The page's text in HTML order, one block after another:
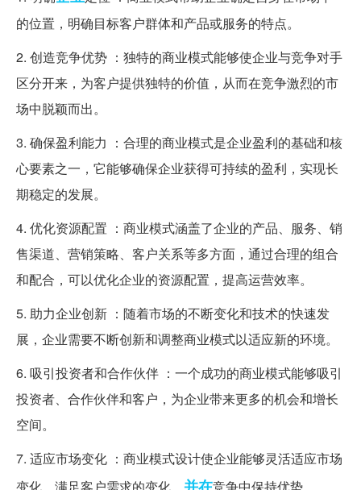
的位置，明确目标客户群体和产品或服务的特点。
2. 创造竞争优势 ：独特的商业模式能够使企业与竞争对手
区分开来，为客户提供独特的价值，从而在竞争激烈的市
场中脱颖而出。
3. 确保盈利能力 ：合理的商业模式是企业盈利的基础和核
心要素之一，它能够确保企业获得可持续的盈利，实现长
期稳定的发展。
4. 优化资源配置 ：商业模式涵盖了企业的产品、服务、销
售渠道、营销策略、客户关系等多方面，通过合理的组合
和配合，可以优化企业的资源配置，提高运营效率。
5. 助力企业创新 ：随着市场的不断变化和技术的快速发
展，企业需要不断创新和调整商业模式以适应新的环境。
6. 吸引投资者和合作伙伴 ：一个成功的商业模式能够吸引
投资者、合作伙伴和客户，为企业带来更多的机会和增长
空间。
7. 适应市场变化 ：商业模式设计使企业能够灵活适应市场